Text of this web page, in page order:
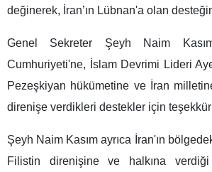
değinerek, İran’ın Lübnan'a olan
Genel Sekreter Şeyh Naim
Cumhuriyeti'ne, İslam Devrimi Lideri
Pezeşkiyan hükümetine ve İran
direnişe verdikleri destekler için
Şeyh Naim Kasım ayrıca İran'ın
Filistin direnişine ve halkına